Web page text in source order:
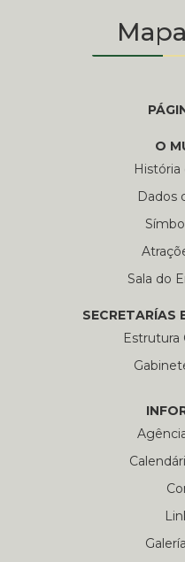
O
Dados
Sala do
SECRETARÍAS
Estrutura